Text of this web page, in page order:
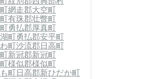
網走郡大空町
有珠郡壮瞥町
勇払郡厚真町
町勇払郡安平町
町沙流郡日高町
新冠郡新冠町
様似郡様似町
町日高郡新ひだか町